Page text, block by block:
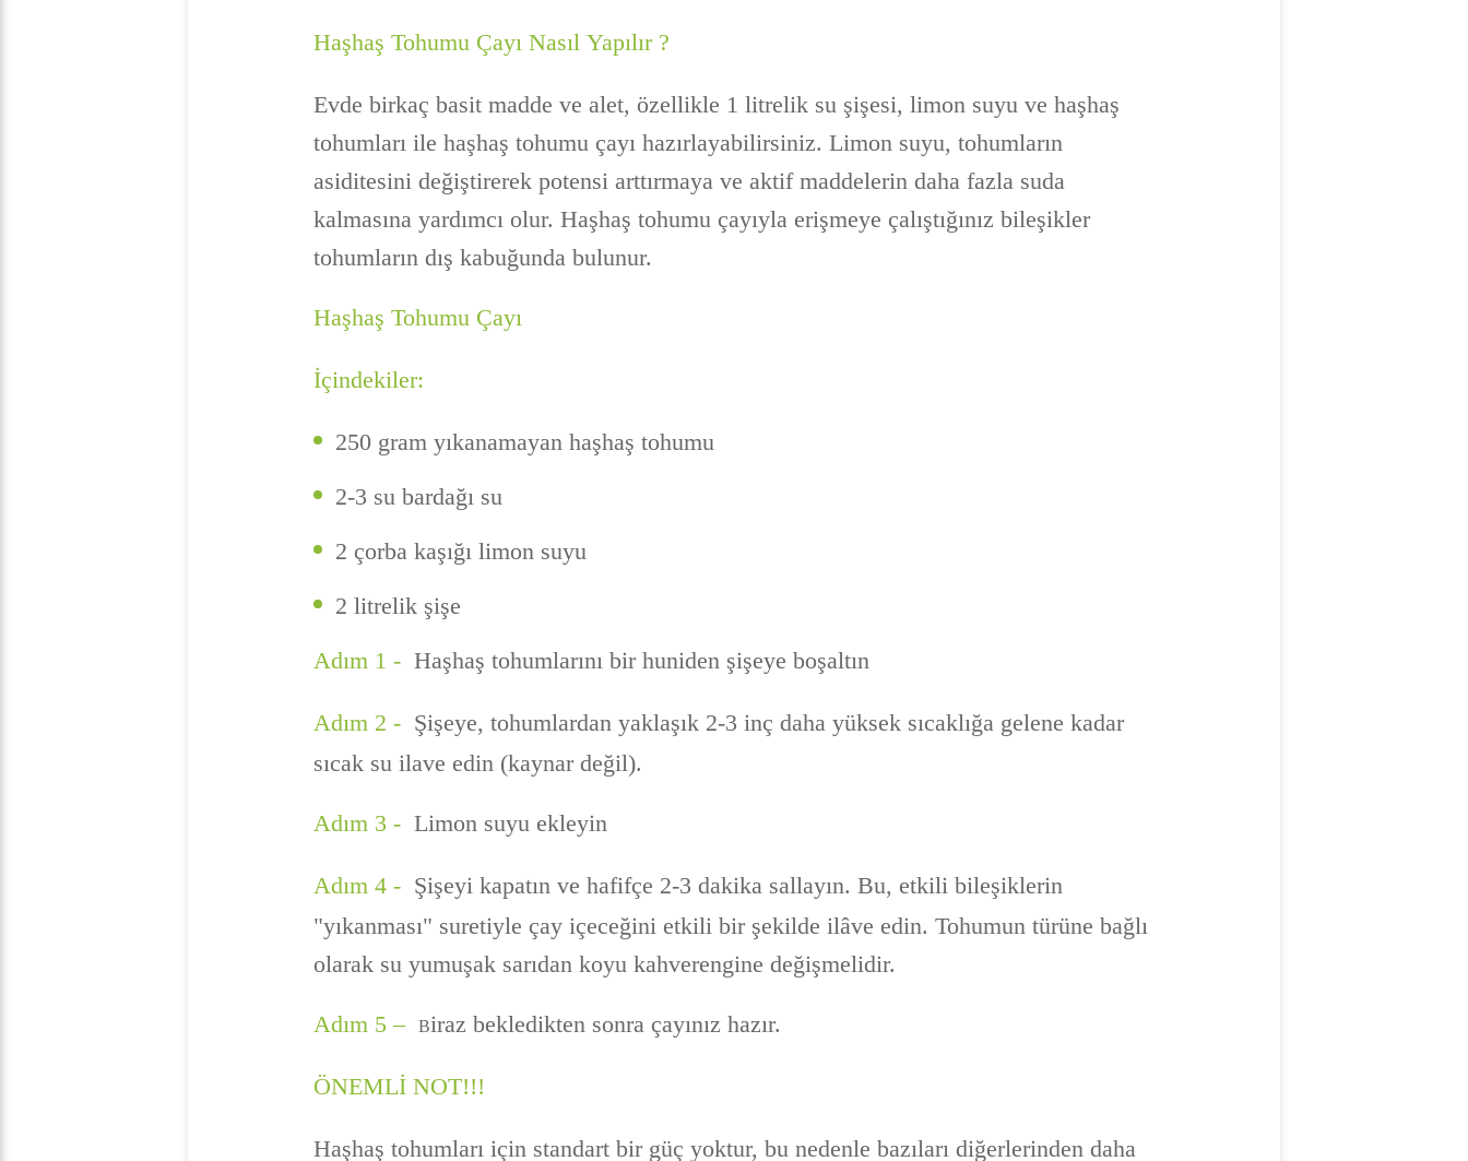
Haşhaş Tohumu Çayı Nasıl Yapılır ?
Evde birkaç basit madde ve alet, özellikle 1 litrelik su şişesi, limon suyu ve haşhaş
tohumları ile haşhaş tohumu çayı hazırlayabilirsiniz. Limon suyu, tohumların
asiditesini değiştirerek potensi arttırmaya ve aktif maddelerin daha fazla suda
kalmasına yardımcı olur. Haşhaş tohumu çayıyla erişmeye çalıştığınız bileşikler
tohumların dış kabuğunda bulunur.
Haşhaş Tohumu Çayı
İçindekiler:
250 gram yıkanamayan haşhaş tohumu
2-3 su bardağı su
2 çorba kaşığı limon suyu
2 litrelik şişe
Adım 1 - Haşhaş tohumlarını bir huniden şişeye boşaltın
Adım 2 - Şişeye, tohumlardan yaklaşık 2-3 inç daha yüksek sıcaklığa gelene kadar
sıcak su ilave edin (kaynar değil).
Adım 3 - Limon suyu ekleyin
Adım 4 - Şişeyi kapatın ve hafifçe 2-3 dakika sallayın. Bu, etkili bileşiklerin
"yıkanması" suretiyle çay içeceğini etkili bir şekilde ilâve edin. Tohumun türüne bağlı
olarak su yumuşak sarıdan koyu kahverengine değişmelidir.
Adım 5 – Biraz bekledikten sonra çayınız hazır.
ÖNEMLİ NOT!!!
Haşhaş tohumları için standart bir güç yoktur, bu nedenle bazıları diğerlerinden daha